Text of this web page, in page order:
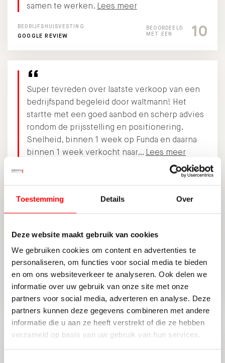
Toestemming Details Over
Deze website maakt gebruik van cookies
We gebruiken cookies om content en advertenties te
personaliseren, om functies voor social media te bieden
en om ons websiteverkeer te analyseren. Ook delen we
informatie over uw gebruik van onze site met onze
partners voor social media, adverteren en analyse. Deze
partners kunnen deze gegevens combineren met andere
informatie die u aan ze heeft verstrekt of die ze hebben
verzameld op basis van uw gebruik van hun services.
samen te werken. Lees meer
BEDRIJFSHUISVESTING
GOOGLE REVIEW
BEOORDEELD
MET EEN
10
Super tevreden over laatste verkoop van een
bedrijfspand begeleid door waltmann! Het
startte met een goed aanbod en scherp advies
rondom de prijsstelling en positionering.
Snelheid, binnen 1 week op Funda en daarna
binnen 1 week verkocht naar… Lees meer
BEDRIJFSHUISVESTING
Er was een goede communicatie en alles werd
direct opgepakt. Ook hoefde alles niet via de
telefoon het gesprek op kantoor met alle
partijen was prettig. Lees meer
BEDRIJFSHUISVESTING
JUTFASEWEG 93, UTRECHT
MET EEN
10